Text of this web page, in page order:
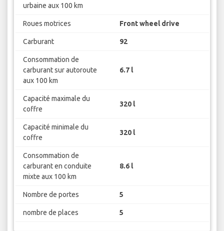
urbaine aux 100 km
Roues motrices Front wheel drive
Carburant 92
Consommation de
carburant sur autoroute
aux 100 km
6.7 l
Capacité maximale du
coffre
320 l
Capacité minimale du
coffre
320 l
Consommation de
carburant en conduite
mixte aux 100 km
8.6 l
Nombre de portes 5
nombre de places 5